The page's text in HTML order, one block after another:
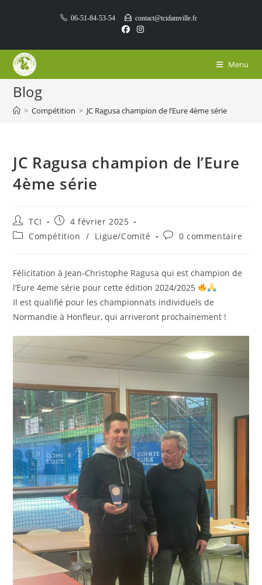
06-51-84-53-54 contact@tcidamville.fr
Menu
Blog
> Compétition > JC Ragusa champion de l’Eure 4ème série
JC Ragusa champion de l’Eure
4ème série
Auteur/autrice
de
la
TCI
Publication
publiée :
4 février 2025
PostCompétition / Ligue/Comité
Commentaires
publication :
0 commentaire
Félicitation à Jean-Christophe Ragusa qui est champion de
l’Eure 4eme série pour cette édition 2024/2025
Il est qualifié pour les championnats individuels de
Normandie à Honfleur, qui arriveront prochainement !